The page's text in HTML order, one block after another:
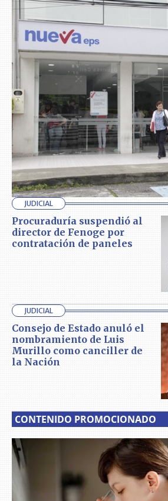
JUDICIAL
Procuraduría suspendió al
director de Fenoge por
contratación de paneles
JUDICIAL
Consejo de Estado anuló el
nombramiento de Luis
Murillo como canciller de
la Nación